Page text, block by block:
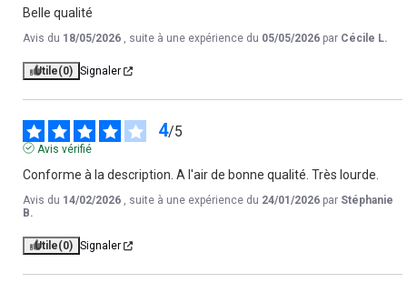
Belle qualité
Avis du 18/05/2026 , suite à une expérience du 05/05/2026 par Cécile L.
Utile(0) Signaler
4/5
Avis vérifié
Conforme à la description. A l'air de bonne qualité. Très lourde.
Avis du 14/02/2026 , suite à une expérience du 24/01/2026 par Stéphanie
B.
Utile(0) Signaler